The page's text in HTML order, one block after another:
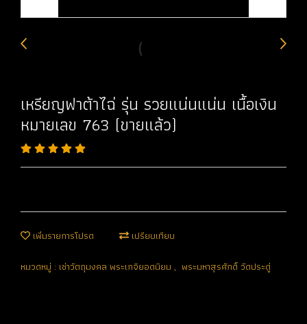
เหรียญฟาต้าไฉ่ รุ่น รวยแน่นแน่น เนื้อเงิน
หมายเลข 763 (ขายแล้ว)
เพิ่มรายการโปรด เปรียบเทียบ
หมวดหมู่ : เช่าวัตถุมงคล พระเกจิยอดนิยม , พระมหาสุรศักดิ์ วัดประดู่